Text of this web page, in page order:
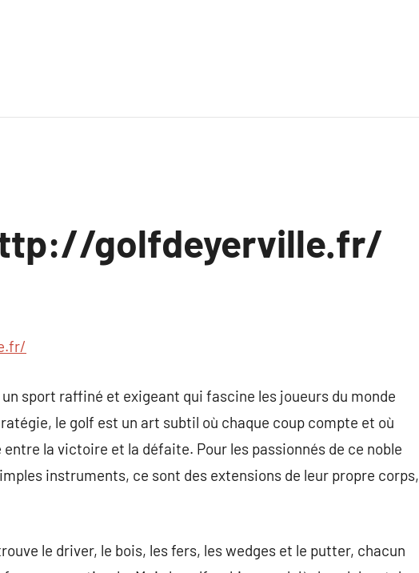
golfdeyerville.fr/
sport raffiné et exigeant qui fascine les joueurs du monde
le golf est un art subtil où chaque coup compte et où
la victoire et la défaite. Pour les passionnés de ce noble
instruments, ce sont des extensions de leur propre corps,
le driver, le bois, les fers, les wedges et le putter, chacun